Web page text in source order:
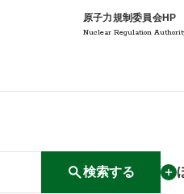
原子力規制委員会HP
Nuclear Regulation
検索する